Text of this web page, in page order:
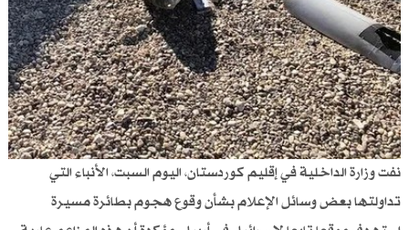
نفت وزارة الداخلية في إقليم كوردستان، اليوم السبت، الأنباء التي
تداولتها بعض وسائل الإعلام بشأن وقوع هجوم بطائرة مسيرة